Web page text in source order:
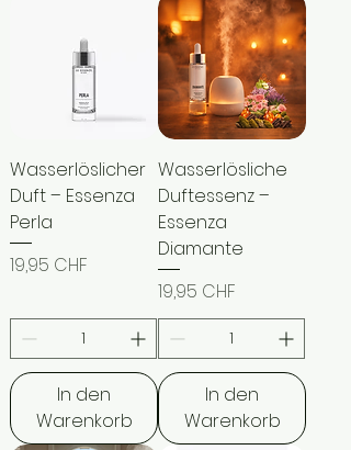
Wasserlöslicher
Duft – Essenza
Perla
Preis
19,95 CHF
In den
Warenkorb
Wasserlösliche
Duftessenz –
Essenza
Diamante
Preis
19,95 CHF
In den
Warenkorb